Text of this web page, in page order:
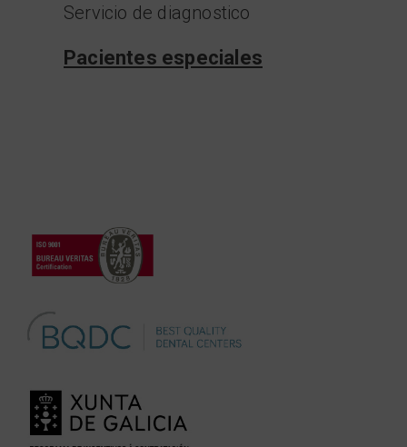
Servicio de diagnostico
Pacientes especiales